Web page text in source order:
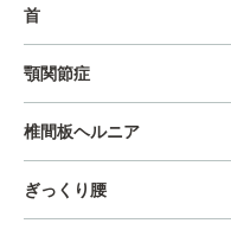
首
顎関節症
椎間板ヘルニア
ぎっくり腰